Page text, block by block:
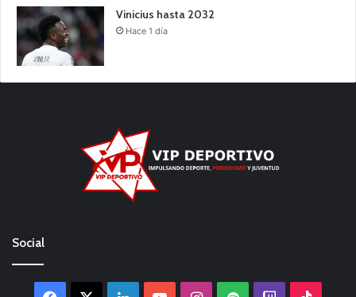
Vinicius hasta 2032
Hace 1 día
Social